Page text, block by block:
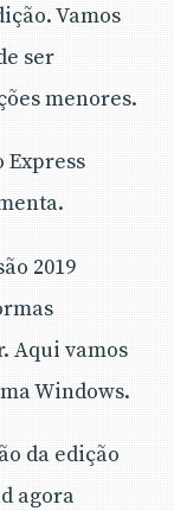
Vamos
ser
menores.
Express
2019
Aqui vamos
Windows.
da edição
agora